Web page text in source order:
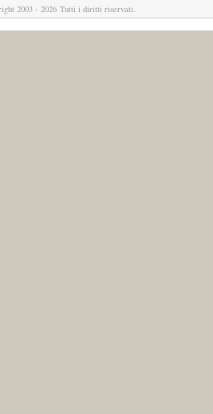
2003 - 2026 Tutti i diritti riservati.